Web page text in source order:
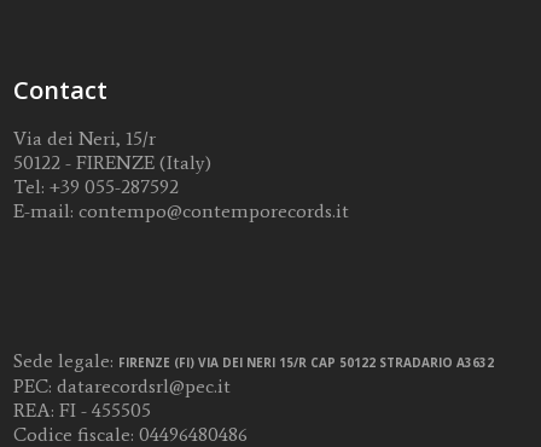
Contact
Via dei Neri, 15/r
50122 - FIRENZE (Italy)
Tel:+39 055-287592
E-mail:contempo@contemporecords.it
Sede legale: FIRENZE (FI) VIA DEI NERI 15/R CAP 50122 STRADARIO A3632
PEC:datarecordsrl@pec.it
REA: FI - 455505
Codice fiscale: 04496480486